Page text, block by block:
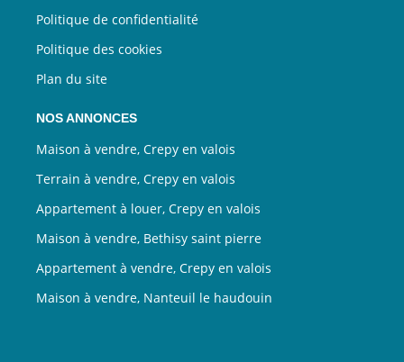
Politique de confidentialité
Politique des cookies
Plan du site
NOS ANNONCES
Maison à vendre, Crepy en valois
Terrain à vendre, Crepy en valois
Appartement à louer, Crepy en valois
Maison à vendre, Bethisy saint pierre
Appartement à vendre, Crepy en valois
Maison à vendre, Nanteuil le haudouin